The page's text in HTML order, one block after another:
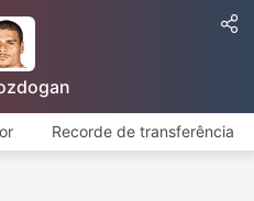
Recorde de transferência